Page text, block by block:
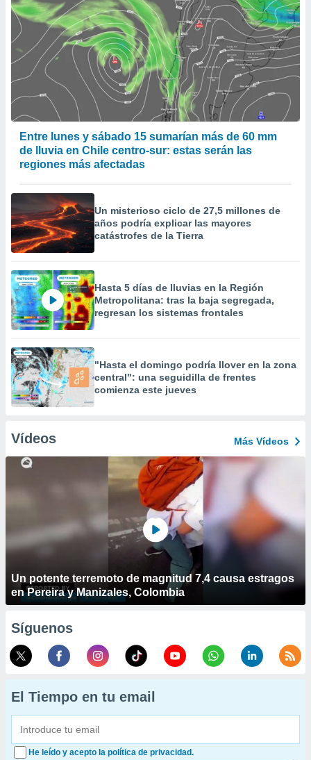
Entre lunes y sábado 15 sumarían más de 60 mm
de lluvia en Chile centro-sur: estas serán las
regiones más afectadas
Un misterioso ciclo de 27,5 millones de
años podría explicar las mayores
catástrofes de la Tierra
Hasta 5 días de lluvias en la Región
Metropolitana: tras la baja segregada,
regresan los sistemas frontales
"Hasta el domingo podría llover en la zona
central": una seguidilla de frentes
comienza este jueves
Vídeos Más Vídeos
Un potente terremoto de magnitud 7,4 causa estragos
en Pereira y Manizales, Colombia
Síguenos
El Tiempo en tu email
He leído y acepto la política de privacidad.